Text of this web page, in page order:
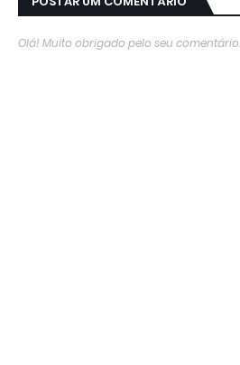
Olá! Muito obrigado pelo seu comentário.